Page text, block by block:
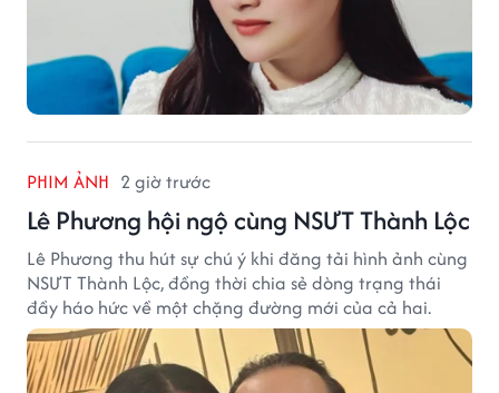
PHIM ẢNH 2 giờ trước
Lê Phương hội ngộ cùng NSƯT Thành Lộc
Lê Phương thu hút sự chú ý khi đăng tải hình ảnh cùng
NSƯT Thành Lộc, đồng thời chia sẻ dòng trạng thái
đầy háo hức về một chặng đường mới của cả hai.